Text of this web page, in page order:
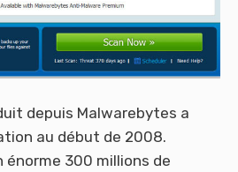
depuis Malwarebytes a
au début de 2008.
énorme 300 millions de